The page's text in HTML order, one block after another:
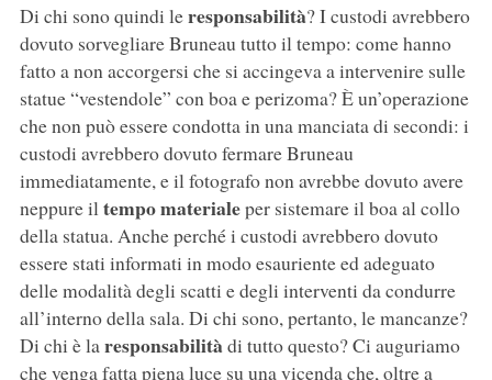
Di chi sono quindi leresponsabilità? I custodi avrebbero
dovuto sorvegliare Bruneau tutto il tempo: come hanno
fatto a non accorgersi che si accingeva a intervenire sulle
statue “vestendole” con boa e perizoma? È un’operazione
che non può essere condotta in una manciata di secondi: i
custodi avrebbero dovuto fermare Bruneau
immediatamente, e il fotografo non avrebbe dovuto avere
neppure iltempo materialeper sistemare il boa al collo
della statua. Anche perché i custodi avrebbero dovuto
essere stati informati in modo esauriente ed adeguato
delle modalità degli scatti e degli interventi da condurre
all’interno della sala. Di chi sono, pertanto, le mancanze?
Di chi è laresponsabilitàdi tutto questo? Ci auguriamo
che venga fatta piena luce su una vicenda che, oltre a